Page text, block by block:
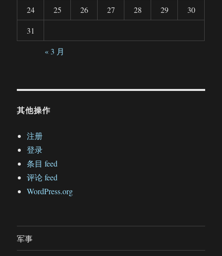
24
25 26 27 28 29
30
31
« 3 月
其他操作
注册
登录
条目 feed
评论 feed
WordPress.org
军事